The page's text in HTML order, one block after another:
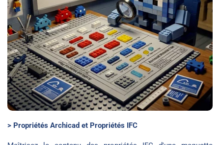
> Propriétés Archicad et Propriétés IFC